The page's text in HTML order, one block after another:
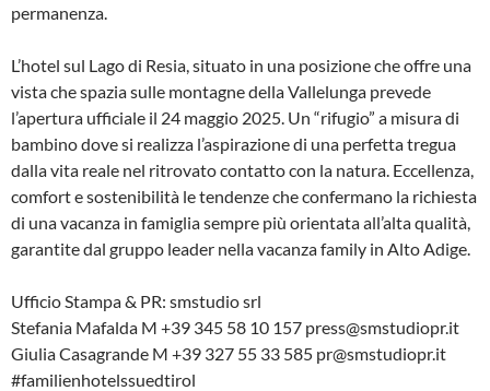
permanenza.
L’hotel sul Lago di Resia, situato in una posizione che offre una
vista che spazia sulle montagne della Vallelunga prevede
l’apertura ufficiale il 24 maggio 2025. Un “rifugio” a misura di
bambino dove si realizza l’aspirazione di una perfetta tregua
dalla vita reale nel ritrovato contatto con la natura. Eccellenza,
comfort e sostenibilità le tendenze che confermano la richiesta
di una vacanza in famiglia sempre più orientata all’alta qualità,
garantite dal gruppo leader nella vacanza family in Alto Adige.
Ufficio Stampa & PR: smstudio srl
Stefania Mafalda M +39 345 58 10 157 press@smstudiopr.it
Giulia Casagrande M +39 327 55 33 585 pr@smstudiopr.it
#familienhotelssuedtirol